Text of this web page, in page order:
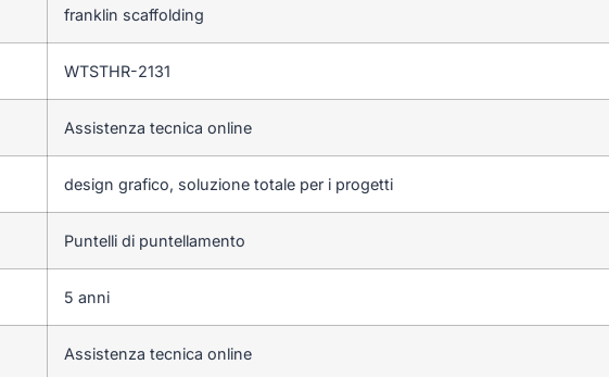
franklin scaffolding
WTSTHR-2131
Assistenza tecnica online
design grafico, soluzione totale per i progetti
Puntelli di puntellamento
5 anni
Assistenza tecnica online